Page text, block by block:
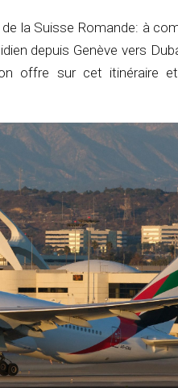
la Suisse Romande: à
depuis Genève vers
offre sur cet itinéraire